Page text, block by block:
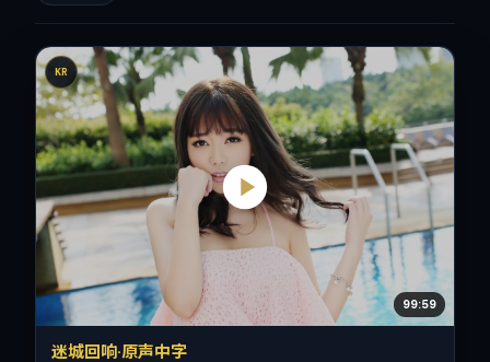
KR
99:59
迷城回响·原声中字